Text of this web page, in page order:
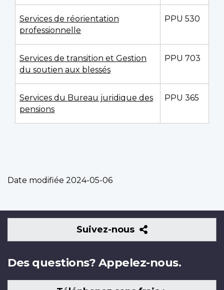
Services de réorientation
professionnelle
PPU 530
Services de transition et Gestion
du soutien aux blessés
PPU 703
Services du Bureau juridique des
pensions
PPU 365
Date modifiée 2024-05-06
Suivez-nous
Suivez-
nous
Des questions? Appelez-nous.